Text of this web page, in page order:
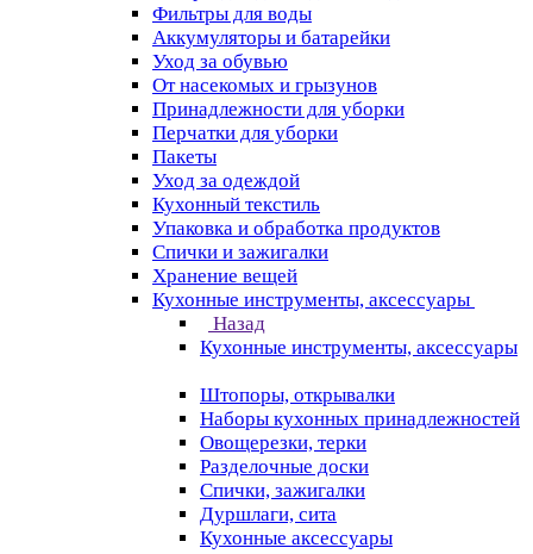
Фильтры для воды
Аккумуляторы и батарейки
Уход за обувью
От насекомых и грызунов
Принадлежности для уборки
Перчатки для уборки
Пакеты
Уход за одеждой
Кухонный текстиль
Упаковка и обработка продуктов
Спички и зажигалки
Хранение вещей
Кухонные инструменты, аксессуары
Назад
Кухонные инструменты, аксессуары
Штопоры, открывалки
Наборы кухонных принадлежностей
Овощерезки, терки
Разделочные доски
Спички, зажигалки
Дуршлаги, сита
Кухонные аксессуары